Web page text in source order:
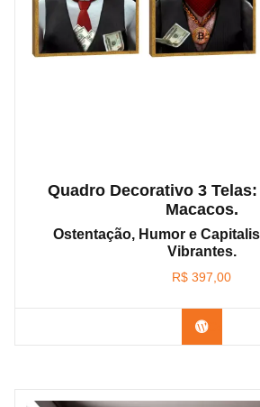
Quadro Decorativo 3
Macacos.
Ostentação, Humor e
Vibrantes.
R$ 397,00
Confira